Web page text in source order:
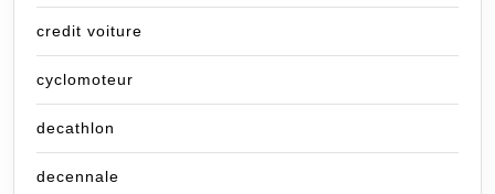
credit voiture
cyclomoteur
decathlon
decennale